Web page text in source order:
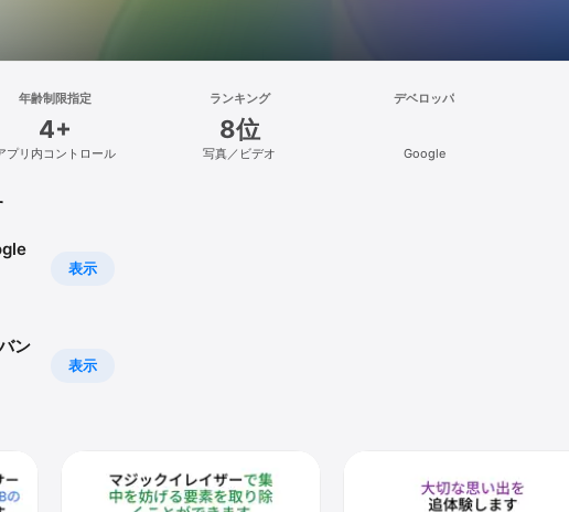
年齢制限指定
4+
プリ内コントロール
ランキング
8位
写真／ビデオ
デベロッパ
Google
表示
表示
ン